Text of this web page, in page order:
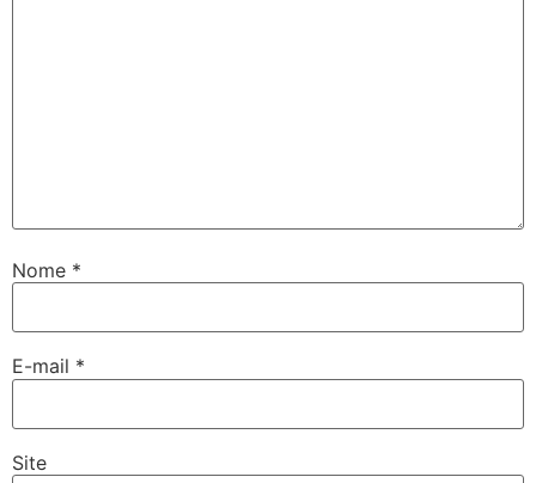
Nome *
E-mail *
Site